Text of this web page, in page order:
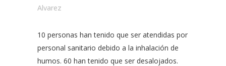
Alvarez
10 personas han tenido que ser atendidas por
personal sanitario debido a la inhalación de
humos. 60 han tenido que ser desalojados.